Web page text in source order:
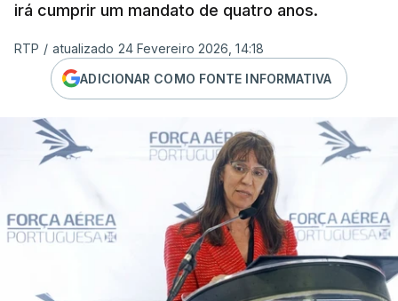
irá cumprir um mandato de quatro anos.
RTP / atualizado 24 Fevereiro 2026, 14:18
ADICIONAR COMO FONTE INFORMATIVA